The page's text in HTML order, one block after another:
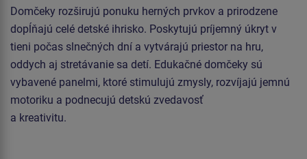
Domčeky rozširujú ponuku herných prvkov a prirodzene
dopĺňajú celé detské ihrisko. Poskytujú príjemný úkryt v
tieni počas slnečných dní a vytvárajú priestor na hru,
oddych aj stretávanie sa detí. Edukačné domčeky sú
vybavené panelmi, ktoré stimulujú zmysly, rozvíjajú jemnú
motoriku a podnecujú detskú zvedavosť
a kreativitu.